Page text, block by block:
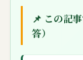
📌 この記
答）